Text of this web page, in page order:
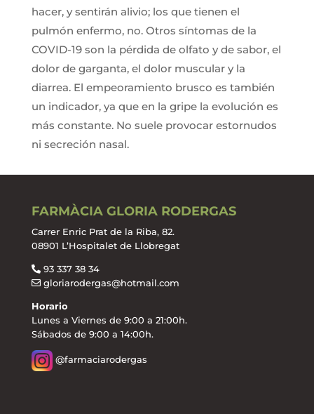
hacer, y sentirán alivio; los que tienen el
pulmón enfermo, no. Otros síntomas de la
COVID-19 son la pérdida de olfato y de sabor, el
dolor de garganta, el dolor muscular y la
diarrea. El empeoramiento brusco es también
un indicador, ya que en la gripe la evolución es
más constante. No suele provocar estornudos
ni secreción nasal.
FARMÀCIA GLORIA RODERGAS
Carrer Enric Prat de la Riba, 82.
08901 L’Hospitalet de Llobregat
93 337 38 34
gloriarodergas@hotmail.com
Horario
Lunes a Viernes de 9:00 a 21:00h.
Sábados de 9:00 a 14:00h.
@farmaciarodergas